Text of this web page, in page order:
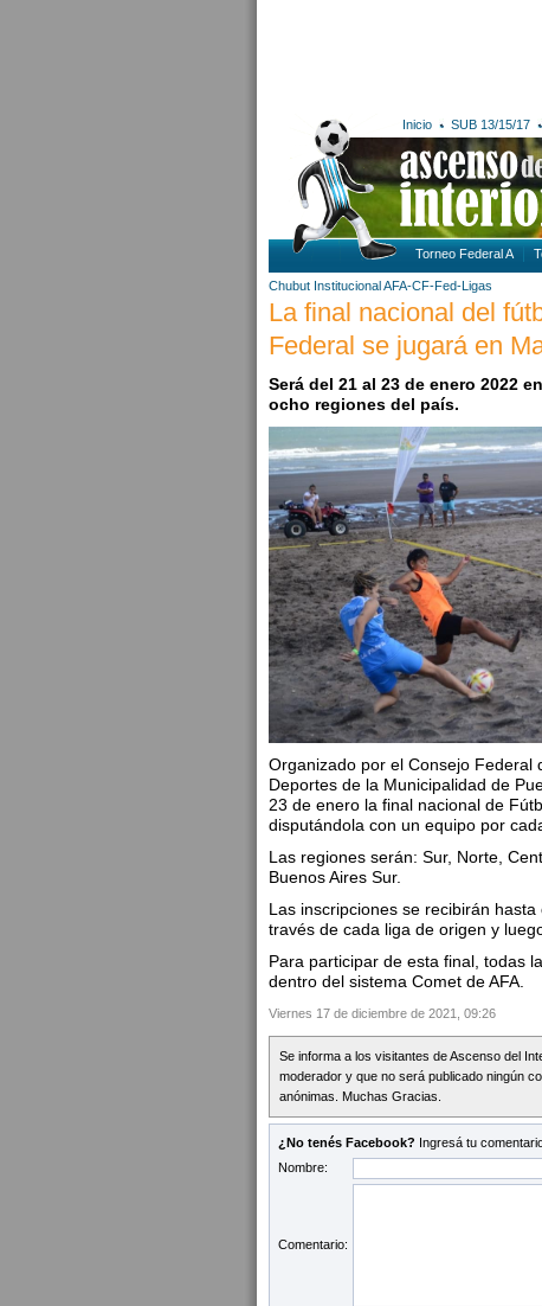
Inicio SUB 13/15/17
Torneo Federal A
Chubut Institucional AFA-CF-Fed-Ligas
La final nacional del
Federal se jugará en
Será del 21 al 23 de enero 2022
ocho regiones del país.
Organizado por el Consejo
Deportes de la Municipalidad de
23 de enero la final nacional de
disputándola con un equipo por
Las regiones serán: Sur, Norte,
Buenos Aires Sur.
Las inscripciones se recibirán
través de cada liga de origen y
Para participar de esta final, todas
dentro del sistema Comet de AFA.
Viernes 17 de diciembre de 2021, 09:26
Se informa a los visitantes de Ascenso del
moderador y que no será publicado ningún
anónimas. Muchas Gracias.
¿No tenés Facebook? Ingresá tu
Nombre:
Comentario: